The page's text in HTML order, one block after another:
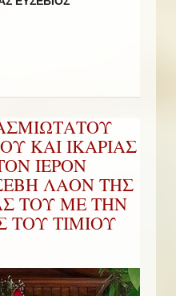
ΚΑΙ ΙΚΑΡΙΑΣ
ΙΕΡΟΝ
ΛΑΟΝ ΤΗΣ
ΤΟΥ ΜΕ ΤΗΝ
ΤΟΥ ΤΙΜΙΟΥ